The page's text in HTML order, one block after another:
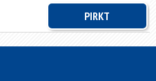
PIRKT